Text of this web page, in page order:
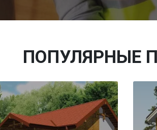
ПОПУЛЯРНЫЕ